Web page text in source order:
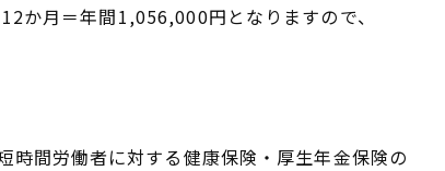
か月＝年間1,056,000円となりますので、
時間労働者に対する健康保険・厚生年金保険の